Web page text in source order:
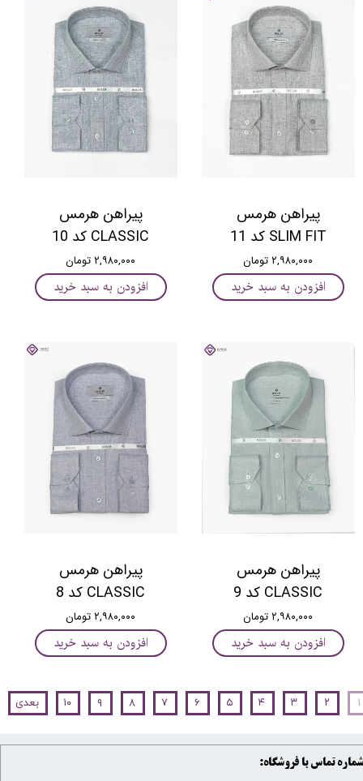
پیراهن هرمس
SLIM FIT کد 11
۲,۹۸۰,۰۰۰ تومان
افزودن به سبد خرید
پیراهن هرمس
CLASSIC کد 10
۲,۹۸۰,۰۰۰ تومان
افزودن به سبد خرید
پیراهن هرمس
CLASSIC کد 9
۲,۹۸۰,۰۰۰ تومان
افزودن به سبد خرید
پیراهن هرمس
CLASSIC کد 8
۲,۹۸۰,۰۰۰ تومان
افزودن به سبد خرید
۱ ۲ ۳ ۴ ۵ ۶ ۷ ۸ ۹ ۱۰ بعدی
شماره تماس با فروشگاه: